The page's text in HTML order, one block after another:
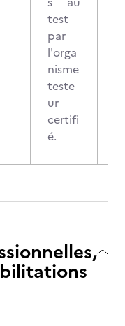
test
par
l'orga
nisme
teste
ur
certifi
é.